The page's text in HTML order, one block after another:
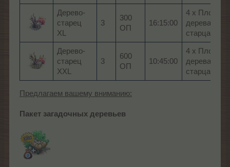
Дерево-
старец
XL
3
300
ОП
16:15:00
4 x Плод
дерева-
старца
Дерево-
старец
XXL
3
600
ОП
10:45:00
4 x Плод
дерева-
старца
Предлагаем вашему вниманию:
Пакет загадочных деревьев